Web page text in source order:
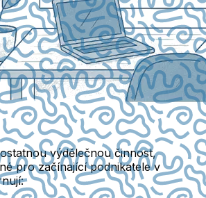
výdělečnou činnost,
pro začínající podnikatele v